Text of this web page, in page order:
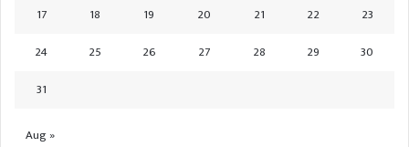
17
18 19 20 21 22
23
24
25 26 27 28 29
30
31
Aug »